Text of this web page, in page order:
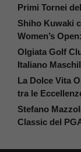
Primi Tornei
Shiho Kuwaki
Women’s
Olgiata Golf
Italiano
La Dolce Vita
tra le
Stefano
Classic del